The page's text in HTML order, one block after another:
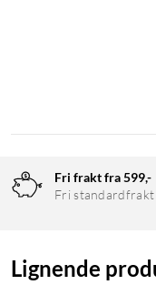
Fri frakt fra 599,-
Fri standardfrakt
Lignende